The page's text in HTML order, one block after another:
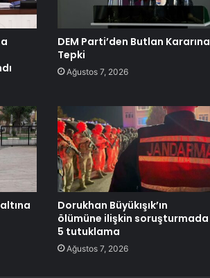
DEM Parti’den Butlan Kararına
Tepki
Ağustos 7, 2026
Dorukhan Büyükışık’ın
ölümüne ilişkin soruşturmada
5 tutuklama
Ağustos 7, 2026